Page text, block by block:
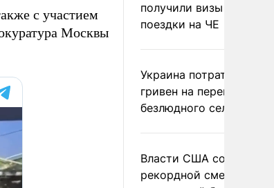
с участием
Москвы
получили визы для
поездки на ЧЕ
Украина потратила 1
гривен на
безлюдного села
Власти США сообщили
рекордной смертности